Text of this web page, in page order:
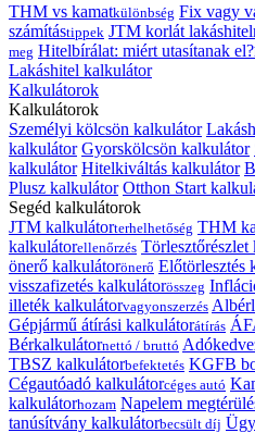
THM vs kamatkülönbség Fix vagy
számítástippek JTM korlát
meg Hitelbírálat: miért utasítanak el?
Lakáshitel kalkulátor
Kalkulátorok
Kalkulátorok
Személyi kölcsön kalkulátor
kalkulátor Gyorskölcsön kalkulátor
kalkulátor Hitelkiváltás kalkulátor
Plusz kalkulátor Otthon Start
Segéd kalkulátorok
JTM kalkulátorterhelhetőség THM
kalkulátorellenőrzés Törlesztőrészlet
önerő kalkulátorönerő Előtörlesztés
visszafizetés kalkulátorösszeg
illeték kalkulátorvagyonszerzés
Gépjármű átírási kalkulátorátírás
Bérkalkulátornettó / bruttó
TBSZ kalkulátorbefektetés KGFB
Cégautóadó kalkulátorcéges autó
kalkulátorhozam Napelem
tanúsítvány kalkulátorbecsült díj